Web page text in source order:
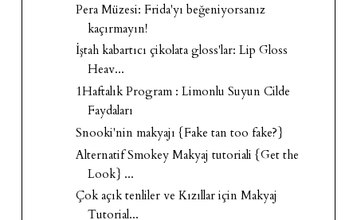
Pera Müzesi: Frida'yı beğeniyorsanız
kaçırmayın!
İştah kabartıcı çikolata gloss'lar: Lip Gloss
Heav...
1Haftalık Program : Limonlu Suyun Cilde
Faydaları
Snooki'nin makyajı {Fake tan too fake?}
Alternatif Smokey Makyaj tutoriali {Get the
Look} ...
Çok açık tenliler ve Kızıllar için Makyaj
Tutorial...